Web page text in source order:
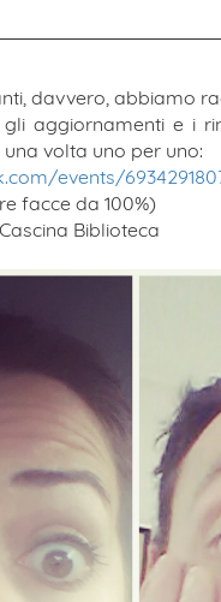
davvero, abbiamo
aggiornamenti e i
volta uno per uno:
events/
facce da 100%)
Biblioteca